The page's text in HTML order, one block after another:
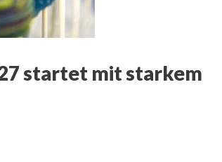
startet mit starkem